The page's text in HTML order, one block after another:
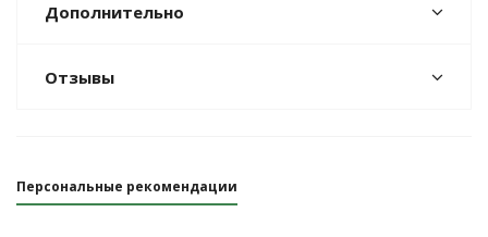
Дополнительно
Отзывы
Персональные рекомендации